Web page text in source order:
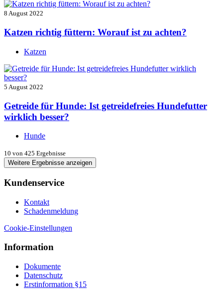
8 August 2022
Katzen richtig füttern: Worauf ist zu achten?
Katzen
5 August 2022
Getreide für Hunde: Ist getreidefreies Hundefutter
wirklich besser?
Hunde
10 von 425 Ergebnisse
Weitere Ergebnisse anzeigen
Kundenservice
Kontakt
Schadenmeldung
Cookie-Einstellungen
Information
Dokumente
Datenschutz
Erstinformation §15